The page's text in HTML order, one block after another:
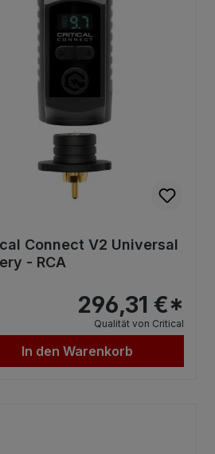
Connect V2 Universal
- RCA
296,31 €*
Qualität von Critical
In den Warenkorb